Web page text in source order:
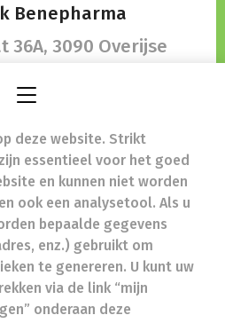
Benepharma
36A, 3090 Overijse
- Ondernemingsnummer
(BE)0685992809
werkzaam in België
Algemene Pharmaceutische
FAGG 236201
de Orde der Apothekers,
Jasparlaan 94 1060 Brussel
de farmaceutische plichtenleer
zorg
deze website. Strikt
essentieel voor het goed
en kunnen niet worden
ook een analysetool. Als u
bepaalde gegevens
enz.) gebruikt om
te genereren. U kunt uw
via de link “mijn
onderaan deze